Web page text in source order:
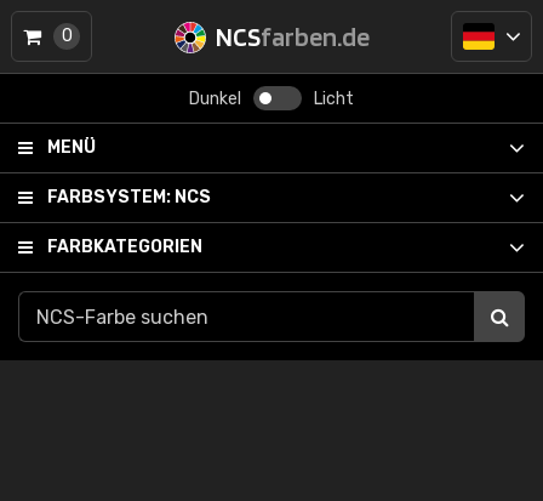
NCSfarben.de
Dunkel Licht
MENÜ
FARBSYSTEM: NCS
FARBKATEGORIEN
0